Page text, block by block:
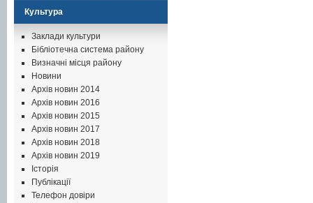
Культура
Заклади культури
Бібліотечна система району
Визначні місця району
Новини
Архів новин 2014
Архів новин 2016
Архів новин 2015
Архів новин 2017
Архів новин 2018
Архів новин 2019
Історія
Публікації
Телефон довіри